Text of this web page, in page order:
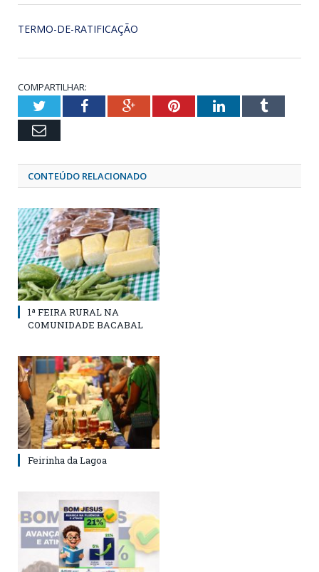
TERMO-DE-RATIFICAÇÃO
COMPARTILHAR:
TwitterFacebookGoogle+PinterestLinkedInTumblr
Email
CONTEÚDO RELACIONADO
1ª FEIRA RURAL NA
COMUNIDADE BACABAL
Feirinha da Lagoa